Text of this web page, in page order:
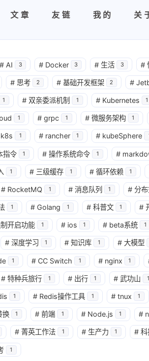
文章 友链 我的 关
兴趣点
# AI 3 # Docker 3 # 生活 3 #
# 思考 2 # 基础开发框架 2 #
1 # 双亲委派机制 1 # Kubernetes 1
1 # grpc 1 # 微服务架构 1
k8s 1 # rancher 1 # kubeSphere
指令 1 # 操作系统命令 1 #
1 # 三级缓存 1 # 循环依赖 1
# RocketMQ 1 # 消息队列 1 # 分
1 # Golang 1 # 科普文 1 #
开启功能 1 # ios 1 # beta系统 1
# 深度学习 1 # 知识库 1 # 大模型
1 # CC Switch 1 # nginx 1
# 特种兵旅行 1 # 出行 1 # 武功山 1
1 # Redis操作工具 1 # tnux 1
换 1 # 前端 1 # Node.js 1 #
# 菁英工作法 1 # 生产力 1 # 科
1